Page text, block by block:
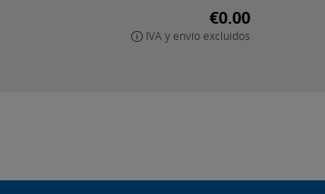
€0.00
IVA y envío excluidos